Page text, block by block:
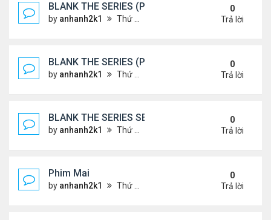
BLANK THE SERIES (PHẦN 2)
by anhanh2k1 Thứ 6 Tháng 5 24, 2024 1:54 am
0
Trả lời
BLANK THE SERIES (PHẦN 2)
by anhanh2k1 Thứ 6 Tháng 5 24, 2024 1:53 am
0
Trả lời
BLANK THE SERIES SEASON 2 (2024)
by anhanh2k1 Thứ 5 Tháng 5 23, 2024 1:03 am
0
Trả lời
Phim Mai
by anhanh2k1 Thứ 3 Tháng 5 21, 2024 1:06 am
0
Trả lời